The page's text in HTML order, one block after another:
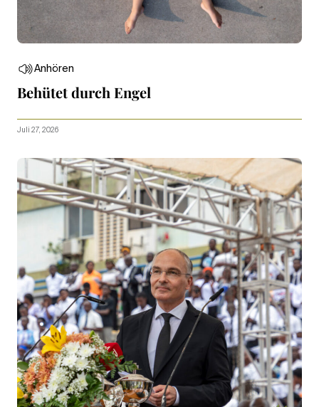
Anhören
Behütet durch Engel
Juli 27, 2026